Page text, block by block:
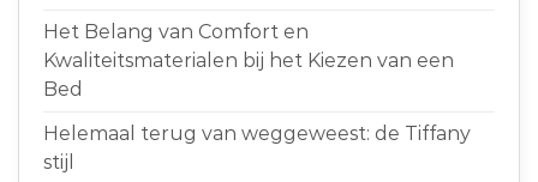
Het Belang van Comfort en
Kwaliteitsmaterialen bij het Kiezen van een
Bed
Helemaal terug van weggeweest: de Tiffany
stijl